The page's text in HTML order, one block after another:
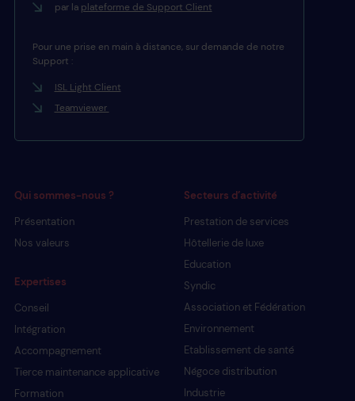
par la plateforme de Support Client
Pour une prise en main à distance, sur demande de notre
Support :
ISL Light Client
Teamviewer
Qui sommes-nous ?
Présentation
Nos valeurs
Expertises
Conseil
Intégration
Accompagnement
Tierce maintenance applicative
Formation
Secteurs d’activité
Prestation de services
Hôtellerie de luxe
Education
Syndic
Association et Fédération
Environnement
Etablissement de santé
Négoce distribution
Industrie